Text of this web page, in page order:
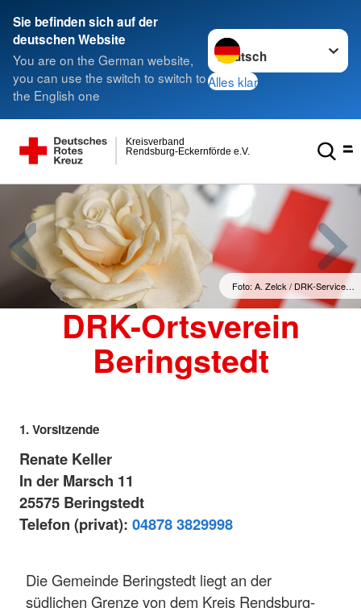
Sie befinden sich auf der
deutschen Website
You are on the German website,
you can use the switch to switch to
the English one
Sprache wechseln zu
Alles klar
Rendsburg-Eckernförde e.V.
Kreisverband
Foto: A. Zelck / DRK-Service…
DRK-Ortsverein
Beringstedt
1. Vorsitzende
Renate Keller
In der Marsch 11
25575 Beringstedt
Telefon (privat): 04878 3829998
Die Gemeinde Beringstedt liegt an der
südlichen Grenze von dem Kreis Rendsburg-